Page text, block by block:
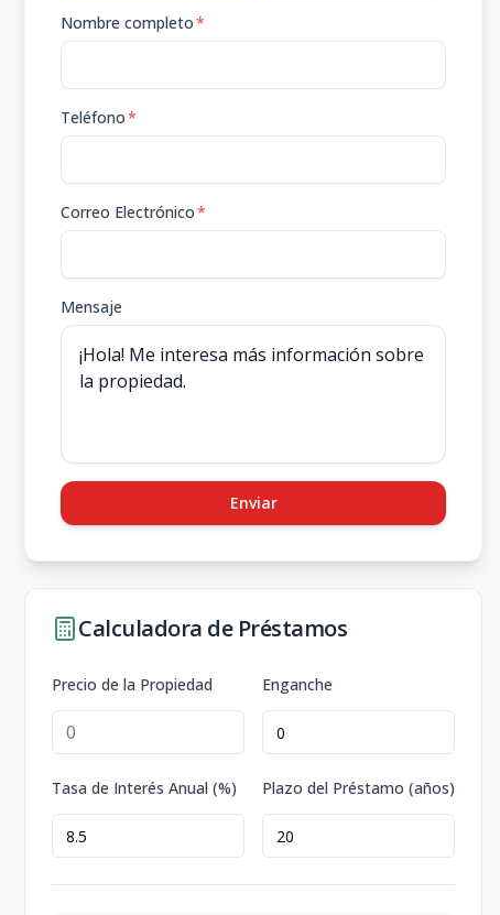
Nombre completo*
Teléfono*
Correo Electrónico*
Mensaje
Enviar
Calculadora de Préstamos
Precio de la Propiedad Enganche
Tasa de Interés Anual (%) Plazo del Préstamo (años)